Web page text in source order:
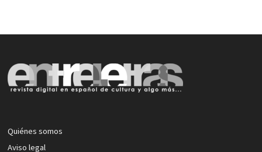
Quiénes somos
Aviso legal